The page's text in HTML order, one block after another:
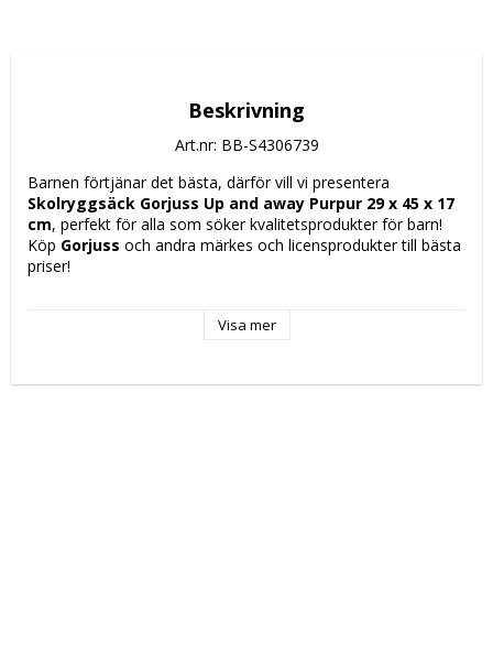
Beskrivning
Art.nr: BB-S4306739
Skolryggsäck Gorjuss Up and away Purpur 29 x 45 x 17
cm, perfekt för alla som söker kvalitetsprodukter för barn!
Köp Gorjuss och andra märkes och licensprodukter till bästa
priser!
Rekommenderad användning: Ungdom
Visa mer